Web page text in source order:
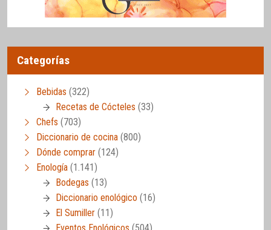
Categorías
Bebidas (322)
Recetas de Cócteles (33)
Chefs (703)
Diccionario de cocina (800)
Dónde comprar (124)
Enología (1.141)
Bodegas (13)
Diccionario enológico (16)
El Sumiller (11)
Eventos Enológicos (504)